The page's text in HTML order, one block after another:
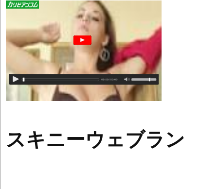
スキニーウェブラン